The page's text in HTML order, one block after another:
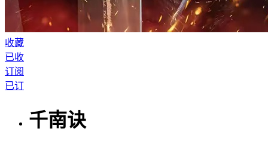
收藏
已收
订阅
已订
千南诀